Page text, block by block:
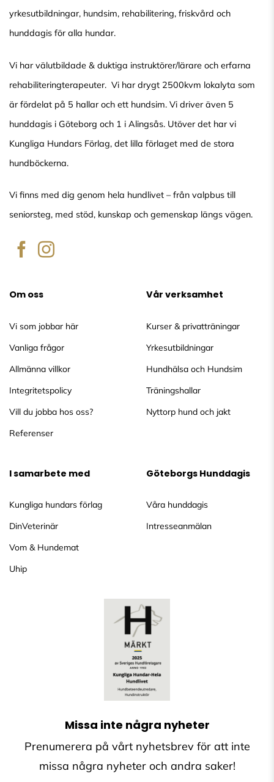
yrkesutbildningar, hundsim, rehabilitering, friskvård och
hunddagis för alla hundar.
Vi har välutbildade & duktiga instruktörer/lärare och erfarna
rehabiliteringterapeuter. Vi har drygt 2500kvm lokalyta som
är fördelat på 5 hallar och ett hundsim. Vi driver även 5
hunddagis i Göteborg och 1 i Alingsås. Utöver det har vi
Kungliga Hundars Förlag, det lilla förlaget med de stora
hundböckerna.
Vi finns med dig genom hela hundlivet – från valpbus till
seniorsteg, med stöd, kunskap och gemenskap längs vägen.
Om oss
Vi som jobbar här
Vanliga frågor
Allmänna villkor
Integritetspolicy
Vill du jobba hos oss?
Referenser
Vår verksamhet
Kurser & privatträningar
Yrkesutbildningar
Hundhälsa och Hundsim
Träningshallar
Nyttorp hund och jakt
I samarbete med
Kungliga hundars förlag
DinVeterinär
Vom & Hundemat
Uhip
Göteborgs Hunddagis
Våra hunddagis
Intresseanmälan
Missa inte några nyheter
Prenumerera på vårt nyhetsbrev för att inte
missa några nyheter och andra saker!